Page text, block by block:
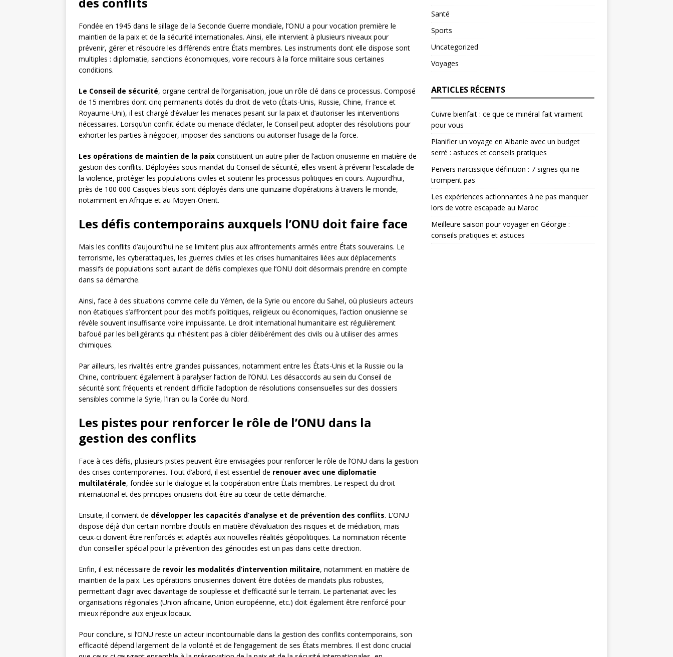
Fondée en 1945 dans le sillage de la Seconde Guerre mondiale, l’ONU a pour vocation première le
maintien de la paix et de la sécurité internationales. Ainsi, elle intervient à plusieurs niveaux pour
prévenir, gérer et résoudre les différends entre États membres. Les instruments dont elle dispose sont
multiples : diplomatie, sanctions économiques, voire recours à la force militaire sous certaines
conditions.
Le Conseil de sécurité, organe central de l’organisation, joue un rôle clé dans ce processus. Composé
de 15 membres dont cinq permanents dotés du droit de veto (États-Unis, Russie, Chine, France et
Royaume-Uni), il est chargé d’évaluer les menaces pesant sur la paix et d’autoriser les interventions
nécessaires. Lorsqu’un conflit éclate ou menace d’éclater, le Conseil peut adopter des résolutions pour
exhorter les parties à négocier, imposer des sanctions ou autoriser l’usage de la force.
Les opérations de maintien de la paix constituent un autre pilier de l’action onusienne en matière de
gestion des conflits. Déployées sous mandat du Conseil de sécurité, elles visent à prévenir l’escalade de
la violence, protéger les populations civiles et soutenir les processus politiques en cours. Aujourd’hui,
près de 100 000 Casques bleus sont déployés dans une quinzaine d’opérations à travers le monde,
notamment en Afrique et au Moyen-Orient.
Les défis contemporains auxquels l’ONU doit faire face
Mais les conflits d’aujourd’hui ne se limitent plus aux affrontements armés entre États souverains. Le
terrorisme, les cyberattaques, les guerres civiles et les crises humanitaires liées aux déplacements
massifs de populations sont autant de défis complexes que l’ONU doit désormais prendre en compte
dans sa démarche.
Ainsi, face à des situations comme celle du Yémen, de la Syrie ou encore du Sahel, où plusieurs acteurs
non étatiques s’affrontent pour des motifs politiques, religieux ou économiques, l’action onusienne se
révèle souvent insuffisante voire impuissante. Le droit international humanitaire est régulièrement
bafoué par les belligérants qui n’hésitent pas à cibler délibérément des civils ou à utiliser des armes
chimiques.
Par ailleurs, les rivalités entre grandes puissances, notamment entre les États-Unis et la Russie ou la
Chine, contribuent également à paralyser l’action de l’ONU. Les désaccords au sein du Conseil de
sécurité sont fréquents et rendent difficile l’adoption de résolutions consensuelles sur des dossiers
sensibles comme la Syrie, l’Iran ou la Corée du Nord.
Les pistes pour renforcer le rôle de l’ONU dans la
gestion des conflits
Face à ces défis, plusieurs pistes peuvent être envisagées pour renforcer le rôle de l’ONU dans la gestion
des crises contemporaines. Tout d’abord, il est essentiel de renouer avec une diplomatie
multilatérale, fondée sur le dialogue et la coopération entre États membres. Le respect du droit
international et des principes onusiens doit être au cœur de cette démarche.
Ensuite, il convient de développer les capacités d’analyse et de prévention des conflits. L’ONU
dispose déjà d’un certain nombre d’outils en matière d’évaluation des risques et de médiation, mais
ceux-ci doivent être renforcés et adaptés aux nouvelles réalités géopolitiques. La nomination récente
d’un conseiller spécial pour la prévention des génocides est un pas dans cette direction.
Enfin, il est nécessaire de revoir les modalités d’intervention militaire, notamment en matière de
maintien de la paix. Les opérations onusiennes doivent être dotées de mandats plus robustes,
permettant d’agir avec davantage de souplesse et d’efficacité sur le terrain. Le partenariat avec les
organisations régionales (Union africaine, Union européenne, etc.) doit également être renforcé pour
mieux répondre aux enjeux locaux.
Pour conclure, si l’ONU reste un acteur incontournable dans la gestion des conflits contemporains, son
efficacité dépend largement de la volonté et de l’engagement de ses États membres. Il est donc crucial
Santé
Sports
Uncategorized
Voyages
ARTICLES RÉCENTS
Cuivre bienfait : ce que ce minéral fait vraiment
pour vous
Planifier un voyage en Albanie avec un budget
serré : astuces et conseils pratiques
Pervers narcissique définition : 7 signes qui ne
trompent pas
Les expériences actionnantes à ne pas manquer
lors de votre escapade au Maroc
Meilleure saison pour voyager en Géorgie :
conseils pratiques et astuces